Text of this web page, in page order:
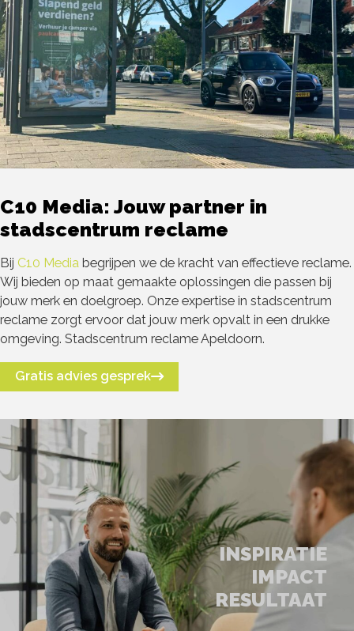
C10 Media: Jouw partner in
stadscentrum reclame
Bij C10 Media begrijpen we de kracht van effectieve reclame.
Wij bieden op maat gemaakte oplossingen die passen bij
jouw merk en doelgroep. Onze expertise in stadscentrum
reclame zorgt ervoor dat jouw merk opvalt in een drukke
omgeving. Stadscentrum reclame Apeldoorn.
Gratis advies gesprek
INSPIRATIE
IMPACT
RESULTAAT